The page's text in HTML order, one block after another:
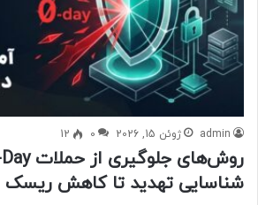
admin ژوئن 15, 2026 0
12
شناسایی تهدید تا کاهش ریسک